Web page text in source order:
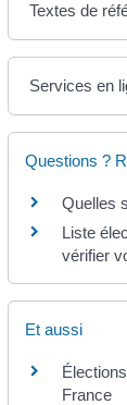
Textes de
Services en
Questions ?
Quelles
Liste
vérifier
Et aussi
France